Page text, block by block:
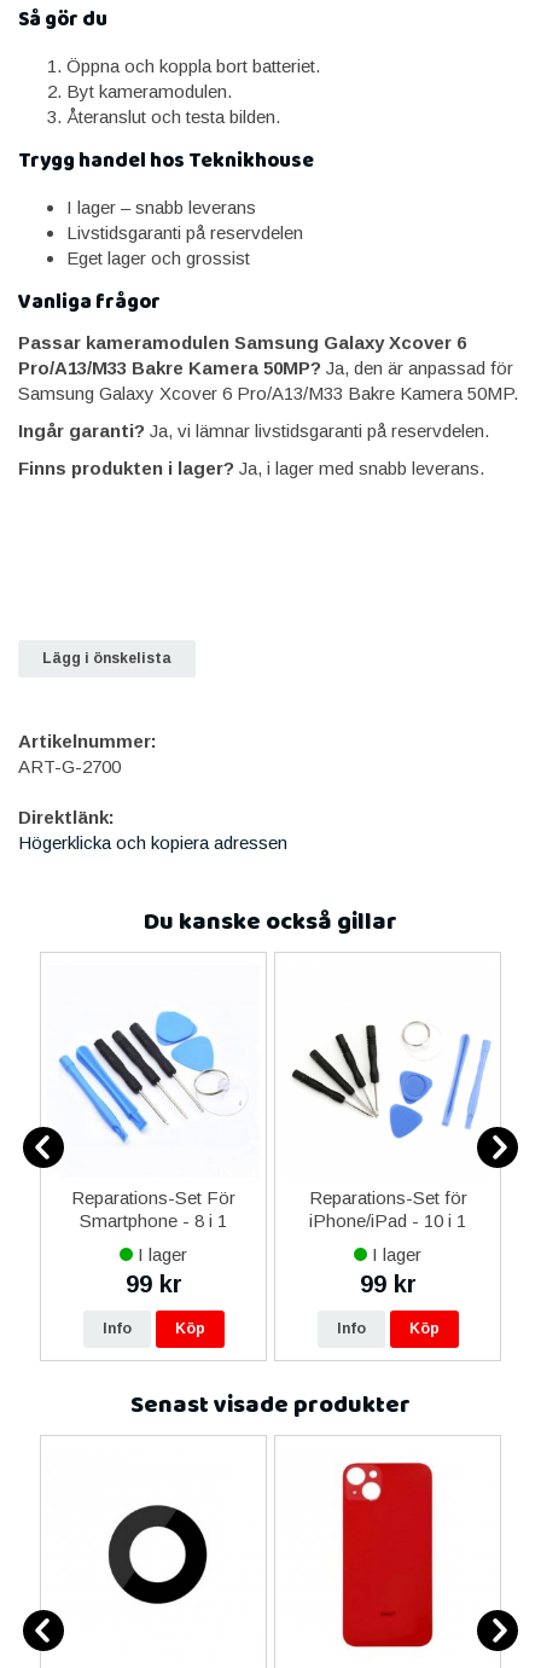
Så gör du
Öppna och koppla bort batteriet.
Byt kameramodulen.
Återanslut och testa bilden.
Trygg handel hos Teknikhouse
I lager – snabb leverans
Livstidsgaranti på reservdelen
Eget lager och grossist
Vanliga frågor
Passar kameramodulen Samsung Galaxy Xcover 6
Pro/A13/M33 Bakre Kamera 50MP? Ja, den är anpassad för
Samsung Galaxy Xcover 6 Pro/A13/M33 Bakre Kamera 50MP.
Ingår garanti? Ja, vi lämnar livstidsgaranti på reservdelen.
Finns produkten i lager? Ja, i lager med snabb leverans.
Lägg i önskelista
Artikelnummer:
ART-G-2700
Direktlänk:
Högerklicka och kopiera adressen
Du kanske också gillar
Reparations-Set För
Smartphone - 8 i 1
I lager
99 kr
Info Köp
Reparations-Set för
iPhone/iPad - 10 i 1
I lager
99 kr
Info Köp
Senast visade produkter